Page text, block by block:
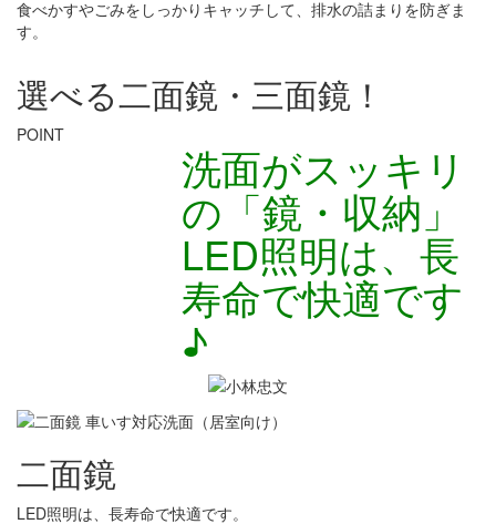
食べかすやごみをしっかりキャッチして、排水の詰まりを防ぎま
す。
選べる二面鏡・三面鏡！
POINT
洗面がスッキリ
の「鏡・収納」
LED照明は、長
寿命で快適です
♪
二面鏡
LED照明は、長寿命で快適です。